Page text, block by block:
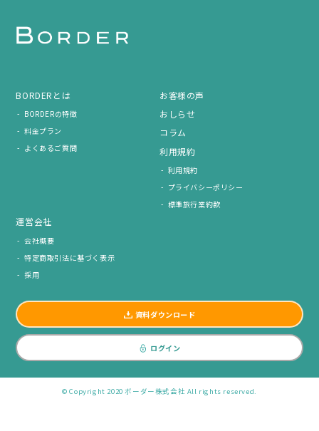
BORDERとは
BORDERの特徴
料金プラン
よくあるご質問
お客様の声
おしらせ
コラム
利用規約
利用規約
プライバシーポリシー
標準旅行業約款
運営会社
会社概要
特定商取引法に基づく表示
採用
資料ダウンロード
ログイン
© Copyright 2020 ボーダー株式会社 All rights reserved.